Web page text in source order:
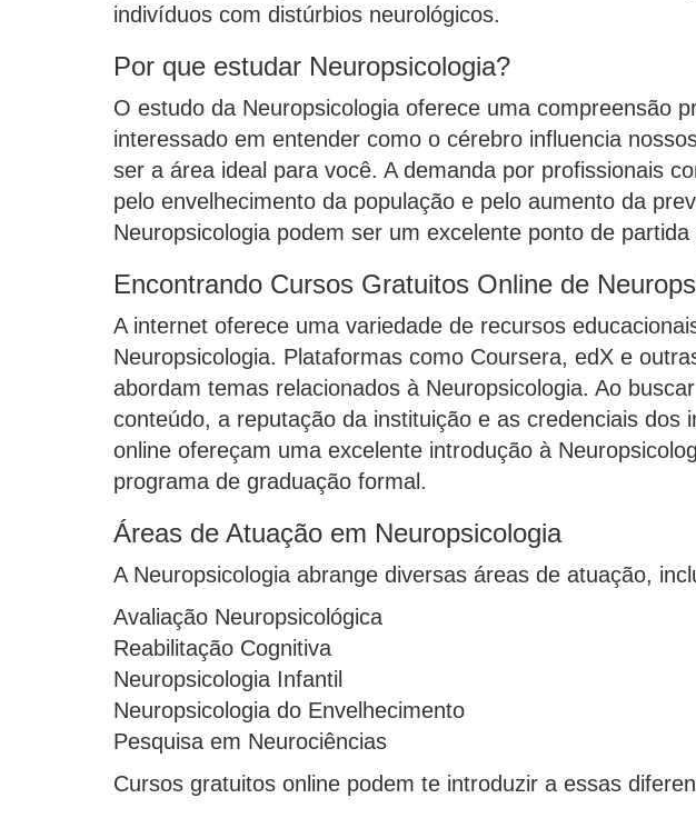
indivíduos com distúrbios neurológicos.
Por que estudar Neuropsicologia?
O estudo da Neuropsicologia oferece uma compreensão
interessado em entender como o cérebro influencia
ser a área ideal para você. A demanda por profissionais
pelo envelhecimento da população e pelo aumento da
Neuropsicologia podem ser um excelente ponto de
Encontrando Cursos Gratuitos Online de
A internet oferece uma variedade de recursos
Neuropsicologia. Plataformas como Coursera, edX e
abordam temas relacionados à Neuropsicologia. Ao
conteúdo, a reputação da instituição e as credenciais
online ofereçam uma excelente introdução à
programa de graduação formal.
Áreas de Atuação em Neuropsicologia
A Neuropsicologia abrange diversas áreas de atuação,
Avaliação Neuropsicológica
Reabilitação Cognitiva
Neuropsicologia Infantil
Neuropsicologia do Envelhecimento
Pesquisa em Neurociências
Cursos gratuitos online podem te introduzir a essas